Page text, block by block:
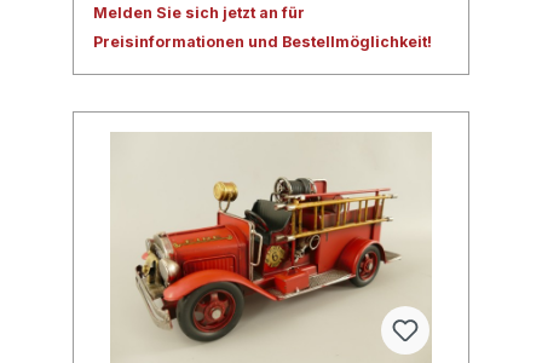
Melden Sie sich jetzt an für
Preisinformationen und Bestellmöglichkeit!